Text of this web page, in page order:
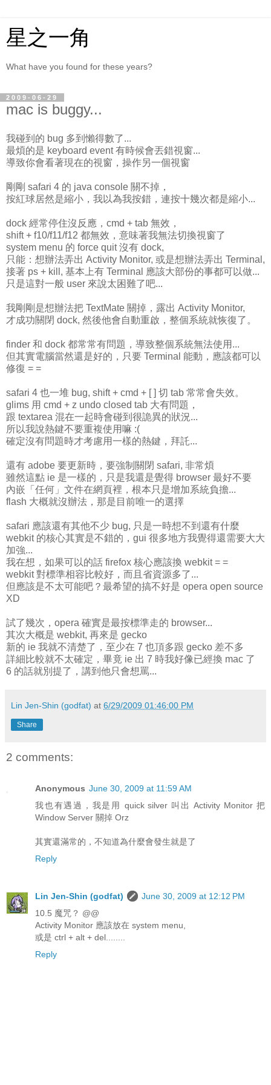
星之一角
What have you found for these years?
2009-06-29
mac is buggy...
我碰到的 bug 多到懶得數了...
最煩的是 keyboard event 有時候會丟錯視窗...
導致你會看著現在的視窗，操作另一個視窗
剛剛 safari 4 的 java console 關不掉，
按紅球居然是縮小，我以為我按錯，連按十幾次都是縮小...
dock 經常停住沒反應，cmd + tab 無效，
shift + f10/f11/f12 都無效，意味著我無法切換視窗了
system menu 的 force quit 沒有 dock,
只能：想辦法弄出 Activity Monitor, 或是想辦法弄出 Terminal,
接著 ps + kill, 基本上有 Terminal 應該大部份的事都可以做...
只是這對一般 user 來說太困難了吧...
我剛剛是想辦法把 TextMate 關掉，露出 Activity Monitor,
才成功關閉 dock, 然後他會自動重啟，整個系統就恢復了。
finder 和 dock 都常常有問題，導致整個系統無法使用...
但其實電腦當然還是好的，只要 Terminal 能動，應該都可以
修復 = =
safari 4 也一堆 bug, shift + cmd + [ ] 切 tab 常常會失效。
glims 用 cmd + z undo closed tab 大有問題，
跟 textarea 混在一起時會碰到很詭異的狀況...
所以我說熱鍵不要重複使用嘛 :(
確定沒有問題時才考慮用一樣的熱鍵，拜託...
還有 adobe 要更新時，要強制關閉 safari, 非常煩
雖然這點 ie 是一樣的，只是我還是覺得 browser 最好不要
內嵌「任何」文件在網頁裡，根本只是增加系統負擔...
flash 大概就沒辦法，那是目前唯一的選擇
safari 應該還有其他不少 bug, 只是一時想不到還有什麼
webkit 的核心其實是不錯的，gui 很多地方我覺得還需要大大
加強...
我在想，如果可以的話 firefox 核心應該換 webkit = =
webkit 對標準相容比較好，而且省資源多了...
但應該是不太可能吧？最希望的搞不好是 opera open source
XD
試了幾次，opera 確實是最按標準走的 browser...
其次大概是 webkit, 再來是 gecko
新的 ie 我就不清楚了，至少在 7 也頂多跟 gecko 差不多
詳細比較就不太確定，畢竟 ie 出 7 時我好像已經換 mac 了
6 的話就別提了，講到他只會想罵...
Lin Jen-Shin (godfat) at 6/29/2009 01:46:00 PM
Share
2 comments:
Anonymous June 30, 2009 at 11:59 AM
我也有遇過，我是用 quick silver 叫出 Activity Monitor 把
Window Server 關掉 Orz
其實還滿常的，不知道為什麼會發生就是了
Reply
Lin Jen-Shin (godfat)
June 30, 2009 at 12:12 PM
10.5 魔咒？ @@
Activity Monitor 應該放在 system menu,
或是 ctrl + alt + del........
Reply